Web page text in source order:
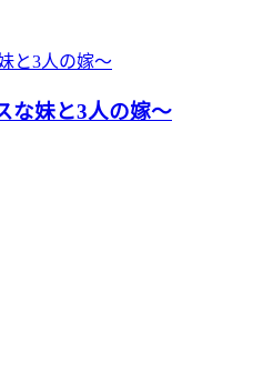
な妹と3人の嫁～